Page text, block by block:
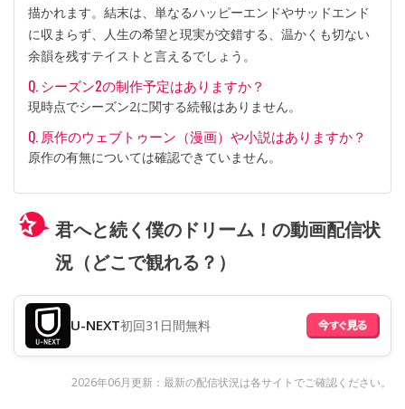
描かれます。結末は、単なるハッピーエンドやサッドエンド
に収まらず、人生の希望と現実が交錯する、温かくも切ない
余韻を残すテイストと言えるでしょう。
Q. シーズン2の制作予定はありますか？
現時点でシーズン2に関する続報はありません。
Q. 原作のウェブトゥーン（漫画）や小説はありますか？
原作の有無については確認できていません。
君へと続く僕のドリーム！の動画配信状
況（どこで観れる？）
U-NEXT初回31日間無料
2026年06月更新：最新の配信状況は各サイトでご確認ください。